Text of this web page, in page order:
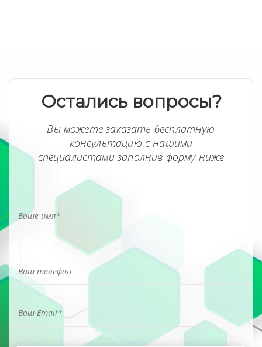
Остались вопросы?
Вы можете заказать бесплатную
консультацию с нашими
специалистами заполнив форму ниже